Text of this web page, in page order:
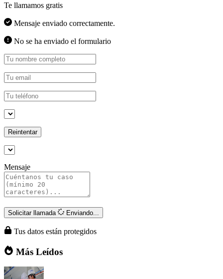
Te llamamos gratis
Mensaje enviado correctamente.
No se ha enviado el formulario
Reintentar
Mensaje
Solicitar llamada Enviando...
Tus datos están protegidos
Más Leídos